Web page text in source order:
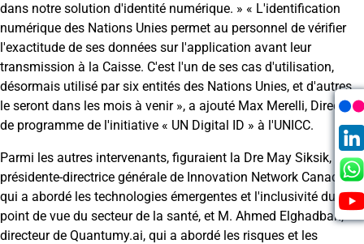
dans notre solution d'identité numérique. » « L'identification
numérique des Nations Unies permet au personnel de vérifier
l'exactitude de ses données sur l'application avant leur
transmission à la Caisse. C'est l'un de ses cas d'utilisation,
désormais utilisé par six entités des Nations Unies, et d'autres
le seront dans les mois à venir », a ajouté Max Merelli, Directeur
de programme de l'initiative « UN Digital ID » à l'UNICC.
Parmi les autres intervenants, figuraient la Dre May Siksik,
présidente-directrice générale de Innovation Network Canada,
qui a abordé les technologies émergentes et l'inclusivité du
point de vue du secteur de la santé, et M. Ahmed Elghadban,
directeur de Quantumy.ai, qui a abordé les risques et les